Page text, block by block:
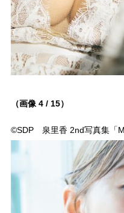
（画像 4 / 15）
©︎SDP 泉里香 2nd写真集「